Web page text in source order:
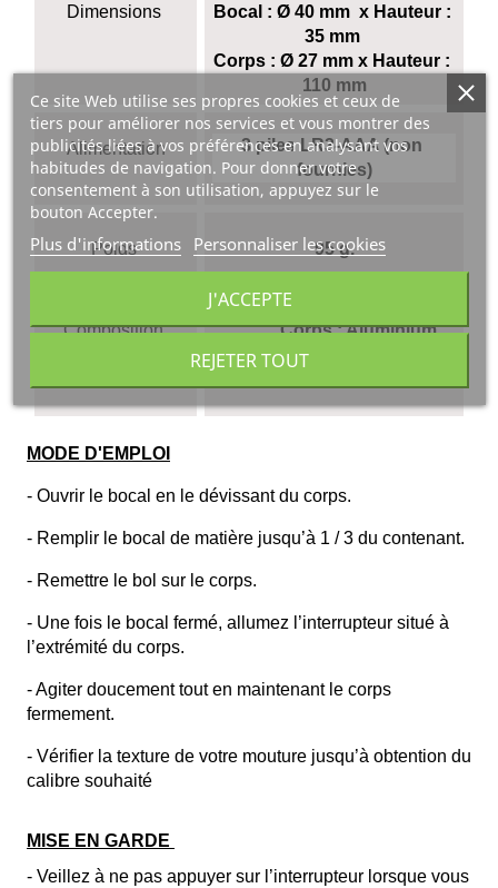
Dimensions
Bocal : Ø 40 mm  x Hauteur :
35 mm
Corps : Ø 27 mm x Hauteur :
110 mm
Alimentation
3 piles LR3-AAA (non
fournies)
Poids 95 g.
Composition
Corps : Aluminium
Bocal : Plastique
MODE D'EMPLOI
- Ouvrir le bocal en le dévissant du corps.
- Remplir le bocal de matière jusqu’à 1 / 3 du contenant.
- Remettre le bol sur le corps.
- Une fois le bocal fermé, allumez l’interrupteur situé à
l’extrémité du corps.
- Agiter doucement tout en maintenant le corps
fermement.
- Vérifier la texture de votre mouture jusqu’à obtention du
calibre souhaité
MISE EN GARDE
- Veillez à ne pas appuyer sur l’interrupteur lorsque vous
Ce site Web utilise ses propres cookies et ceux de
tiers pour améliorer nos services et vous montrer des
publicités liées à vos préférences en analysant vos
habitudes de navigation. Pour donner votre
consentement à son utilisation, appuyez sur le
bouton Accepter.
Plus d'informations Personnaliser les cookies
REJETER TOUT
J'ACCEPTE